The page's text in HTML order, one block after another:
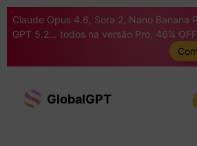
Claude Opus 4.6, Sora 2, Nano Banana
GPT 5.2... todos na versão Pro. 46% OFF
GlobalGPT